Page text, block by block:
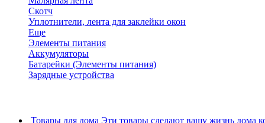
Скотч
Уплотнители, лента для заклейки окон
Еще
Элементы питания
Аккумуляторы
Батарейки (Элементы питания)
Зарядные устройства
Товары для дома Эти товары сделают вашу жизнь дома